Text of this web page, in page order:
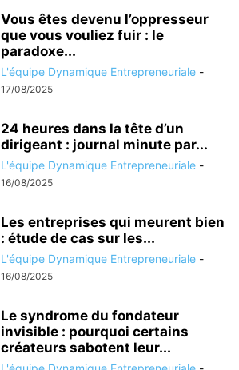
Vous êtes devenu l’oppresseur
que vous vouliez fuir : le
paradoxe...
L'équipe Dynamique Entrepreneuriale -
17/08/2025
24 heures dans la tête d’un
dirigeant : journal minute par...
L'équipe Dynamique Entrepreneuriale -
16/08/2025
Les entreprises qui meurent bien
: étude de cas sur les...
L'équipe Dynamique Entrepreneuriale -
16/08/2025
Le syndrome du fondateur
invisible : pourquoi certains
créateurs sabotent leur...